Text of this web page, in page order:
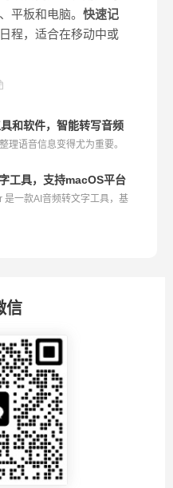
平板和电脑。 快速记
程，适合在移动中或
和软件，智能转写音频
理语音信息变得尤为重要。
工具，支持macOS平台
一款AI音频转文字工具，基
信